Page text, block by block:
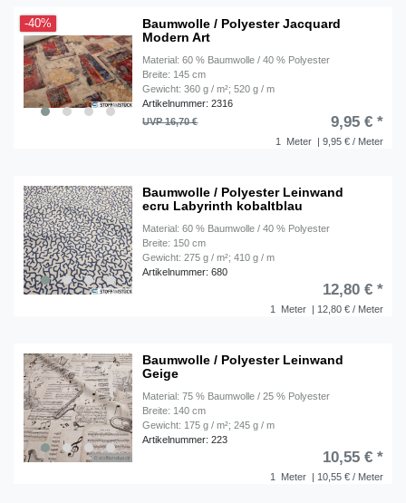
-40%
Baumwolle / Polyester Jacquard
Modern Art
Material: 60 % Baumwolle / 40 % Polyester
Breite: 145 cm
Gewicht: 360 g / m²; 520 g / m
Artikelnummer: 2316
1 Meter | 9,95 € / Meter
UVP 16,70 € 9,95 € *
Baumwolle / Polyester Leinwand
ecru Labyrinth kobaltblau
Material: 60 % Baumwolle / 40 % Polyester
Breite: 150 cm
Gewicht: 275 g / m²; 410 g / m
Artikelnummer: 680
1 Meter | 12,80 € / Meter
12,80 € *
Baumwolle / Polyester Leinwand
Geige
Material: 75 % Baumwolle / 25 % Polyester
Breite: 140 cm
Gewicht: 175 g / m²; 245 g / m
Artikelnummer: 223
1 Meter | 10,55 € / Meter
10,55 € *